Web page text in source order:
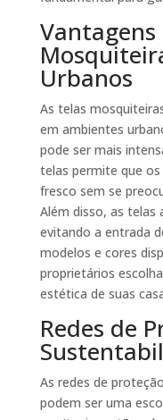
Vantagens
Urbanos
As telas
em ambientes
pode ser mais
telas permite que
fresco sem se
Além disso, as telas
evitando a entrada
modelos e cores
proprietários
estética de suas
Redes de
As redes de
podem ser uma